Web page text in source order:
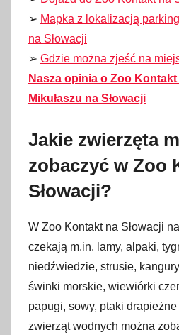
➢ Mapka z lokalizacją
na Słowacji
➢ Gdzie można zjeść na
Nasza opinia o Zoo
Mikułaszu na Słowacji
Jakie zwierzęta
zobaczyć w Zoo
Słowacji?
W Zoo Kontakt na Słowacji
czekają m.in. lamy, alpaki,
niedźwiedzie, strusie,
świnki morskie, wiewiórki
papugi, sowy, ptaki
zwierząt wodnych można